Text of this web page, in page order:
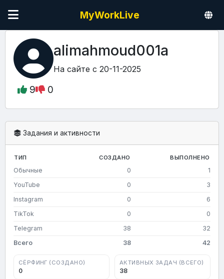
MyWorkLive
alimahmoud001a
На сайте с 20-11-2025
9 0
Задания и активности
ТИП СОЗДАНО ВЫПОЛНЕНО
Обычные 0
1
YouTube
0
3
Instagram
0
6
TikTok
0
0
Telegram
38
32
Всего
38 42
СЁРФИНГ (СОЗДАНО)
0
АКТИВНЫХ ЗАДАЧ (ВСЕГО)
38